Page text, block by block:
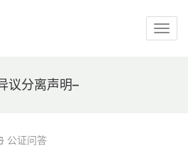
议分离声明–
公证问答